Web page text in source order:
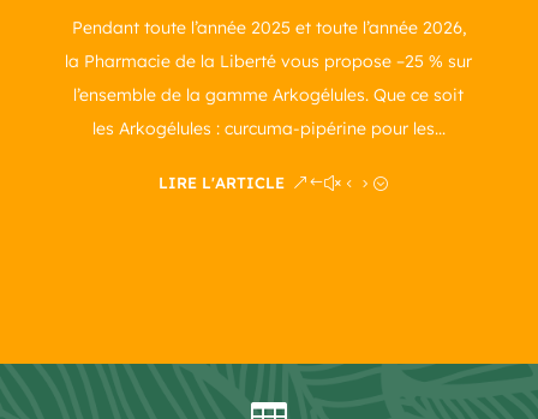
Pendant toute l’année 2025 et toute l’année 2026,
la Pharmacie de la Liberté vous propose –25 % sur
l’ensemble de la gamme Arkogélules. Que ce soit
les Arkogélules : curcuma-pipérine pour les...
LIRE L'ARTICLE